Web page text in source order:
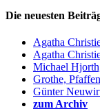
Die neuesten
Agatha
Agatha
Michael
Grothe,
Günter
zum Archiv